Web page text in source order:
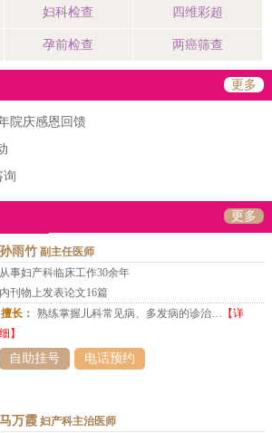
妇科检查 四维彩超
孕前检查 两癌筛查
更多
院庆感恩回馈
询
更多
孙雨竹副主任医师
从事妇产科临床工作30余年
内刊物上发表论文16篇
擅长： 熟练掌握儿科常见病、多发病的诊治… 【详
细】
自助挂号 电话预约
马万霞妇产科主治医师